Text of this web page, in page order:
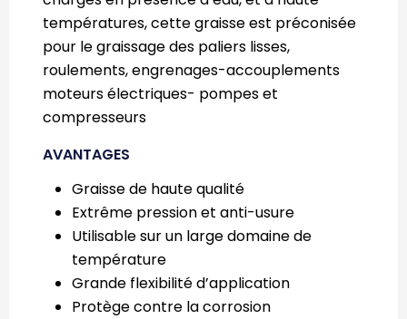
températures, cette graisse est préconisée
pour le graissage des paliers lisses,
roulements, engrenages-accouplements
moteurs électriques- pompes et
compresseurs
AVANTAGES
Graisse de haute qualité
Extrême pression et anti-usure
Utilisable sur un large domaine de
température
Grande flexibilité d’application
Protège contre la corrosion